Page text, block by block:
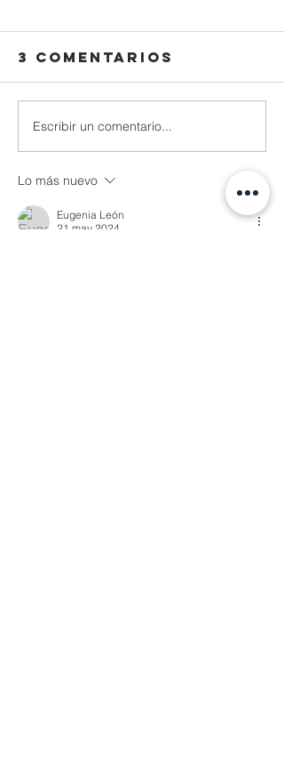
3 comentarios
Escribir un comentario...
Lo más nuevo
Eugenia León
21 may 2024